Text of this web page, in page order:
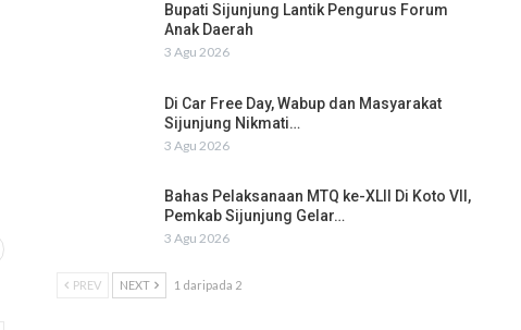
Bupati Sijunjung Lantik Pengurus Forum
Anak Daerah
3 Agu 2026
Di Car Free Day, Wabup dan Masyarakat
Sijunjung Nikmati…
3 Agu 2026
Bahas Pelaksanaan MTQ ke-XLII Di Koto VII,
Pemkab Sijunjung Gelar…
3 Agu 2026
PREV NEXT 1 daripada 2